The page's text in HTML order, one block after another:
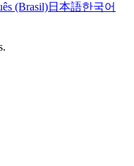
(Brasil)日本語한국어